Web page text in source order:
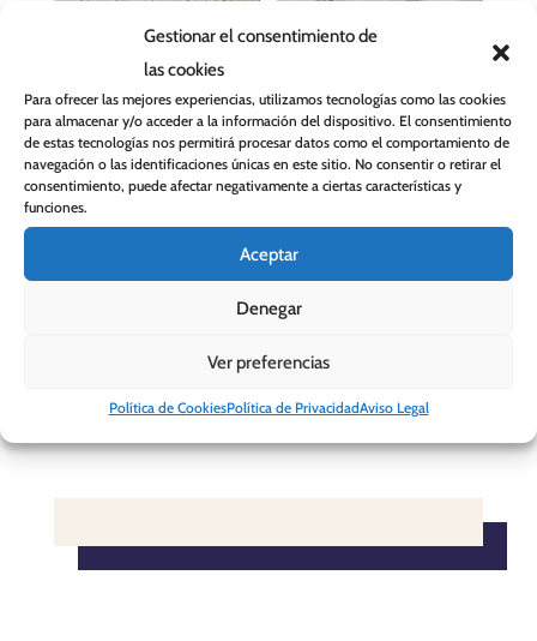
Gestionar el consentimiento de
las cookies
Para ofrecer las mejores experiencias, utilizamos tecnologías como las cookies
para almacenar y/o acceder a la información del dispositivo. El consentimiento
de estas tecnologías nos permitirá procesar datos como el comportamiento de
navegación o las identificaciones únicas en este sitio. No consentir o retirar el
consentimiento, puede afectar negativamente a ciertas características y
funciones.
Aceptar
Denegar
Ver preferencias
Política de CookiesPolítica de PrivacidadAviso Legal
Tela para tapizar
Bogota 2
29,90€
original
22,90€
precio
actual
es:
Tela para cortina
Celia
18,90€